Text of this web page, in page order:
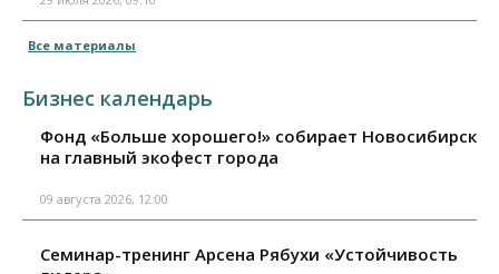
Все материалы
Бизнес календарь
Фонд «Больше хорошего!» собирает Новосибирск
на главный экофест города
09 августа 2026, 12:00
Семинар-тренинг Арсена Рябухи «Устойчивость